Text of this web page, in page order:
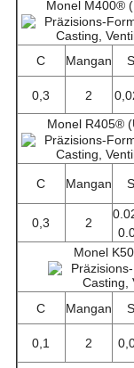
Monel M400®
C Mangan S
0,3 2
Monel R405®
C Mangan S
0,3 2
Monel
C Mangan S
0,1 2